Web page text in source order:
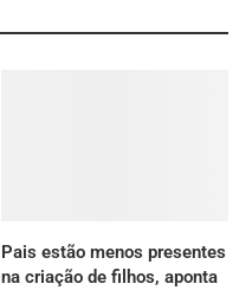
Pais estão menos presentes
na criação de filhos, aponta